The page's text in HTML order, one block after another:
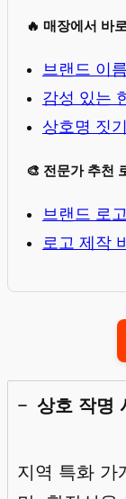
🔥 매장에서 바
브랜드 이
감성 있는
상호명 짓
🎨 전문가 추천
브랜드 로
로고 제작
상호 작명
지역 특화 가